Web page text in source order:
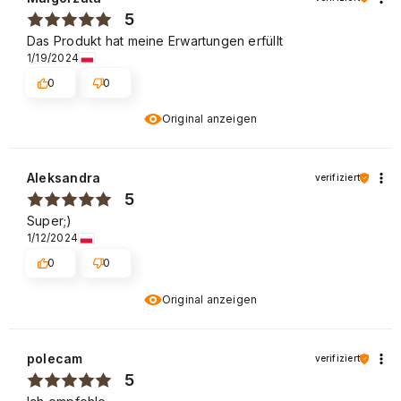
Original anzeigen
5
Das Produkt hat meine Erwartungen erfüllt
1/19/2024
0
0
Original anzeigen
Aleksandra verifiziert
5
Super;)
1/12/2024
0
0
polecam verifiziert
5